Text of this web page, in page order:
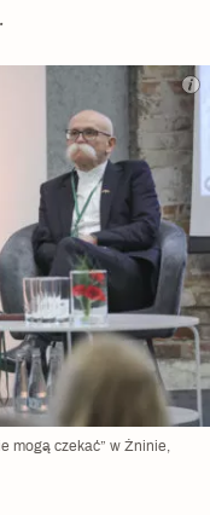
mogą czekać” w Żninie,